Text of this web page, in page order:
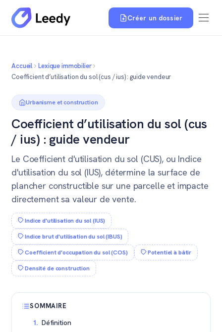
Créer un dossier
Accueil
Lexique immobilier
Coefficient d’utilisation du sol (cus / ius) : guide vendeur
Urbanisme et construction
Coefficient d’utilisation du sol (cus
/ ius) : guide vendeur
Le Coefficient d'utilisation du sol (CUS), ou Indice
d'utilisation du sol (IUS), détermine la surface de
plancher constructible sur une parcelle et impacte
directement sa valeur de vente.
Indice d'utilisation du sol (IUS)
Indice brut d'utilisation du sol (IBUS)
Coefficient d'occupation du sol (COS)
Potentiel à bâtir
Densité de construction
SOMMAIRE
Définition